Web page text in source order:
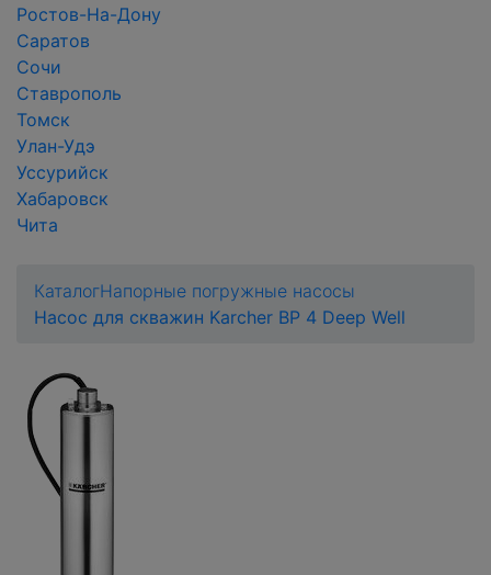
Ростов-На-Дону
Саратов
Сочи
Ставрополь
Томск
Улан-Удэ
Уссурийск
Хабаровск
Чита
КаталогНапорные погружные насосы
Насос для скважин Karcher BP 4 Deep Well